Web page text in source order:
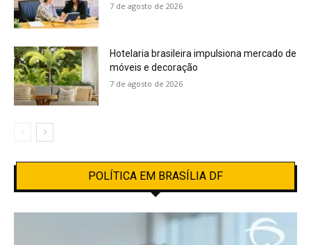
7 de agosto de 2026
Hotelaria brasileira impulsiona mercado de
móveis e decoração
7 de agosto de 2026
POLÍTICA EM BRASÍLIA DF